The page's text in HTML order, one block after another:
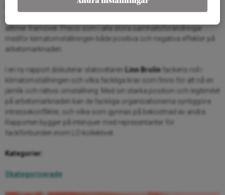
Omställningen för att möta klimatkrisen har påbörjats, och den
medför klimatomställningen både positiva och negativa effekter på
arbetsmarknaden.
I en ny rapport diskuterar statsvetaren Linn Brolin fackens roll i
klimatomställningen och vilka fackliga krav som finns för att nå en
jämlik och rättvis omställning. Med sin starka position och legitimitet
på arbetsmarknaden kan de fackliga organisationerna synliggöra
intressekonflikter, och vilka som gynnas på bekostnad av andra.
Rapporten bygger på intervjuer med representanter för
fackförbunden inom LO-kollektivet.
Kategorier:
Okategoriserade